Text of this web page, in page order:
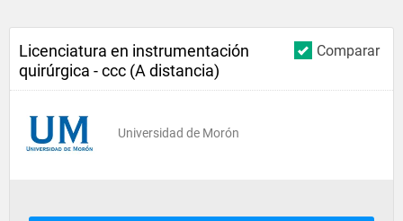
Comparar
Licenciatura en instrumentación
quirúrgica - ccc (A distancia)
Universidad de Morón